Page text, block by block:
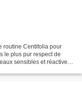
routine Centifolia pour
le plus pur respect de
sensibles et réactives,